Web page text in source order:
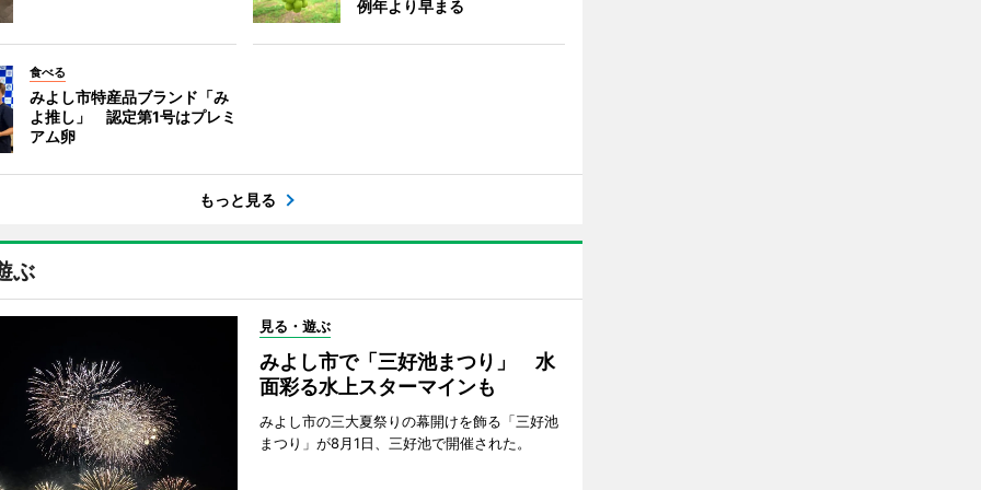
例年より早まる
食べる
みよし市特産品ブランド「み
よ推し」 認定第1号はプレミ
アム卵
もっと見る
ぶ
見る・遊ぶ
みよし市で「三好池まつり」 水
面彩る水上スターマインも
みよし市の三大夏祭りの幕開けを飾る「三好池
まつり」が8月1日、三好池で開催された。